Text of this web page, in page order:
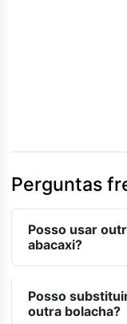
Perguntas
Posso usar
abacaxi?
Posso
outra bolacha?